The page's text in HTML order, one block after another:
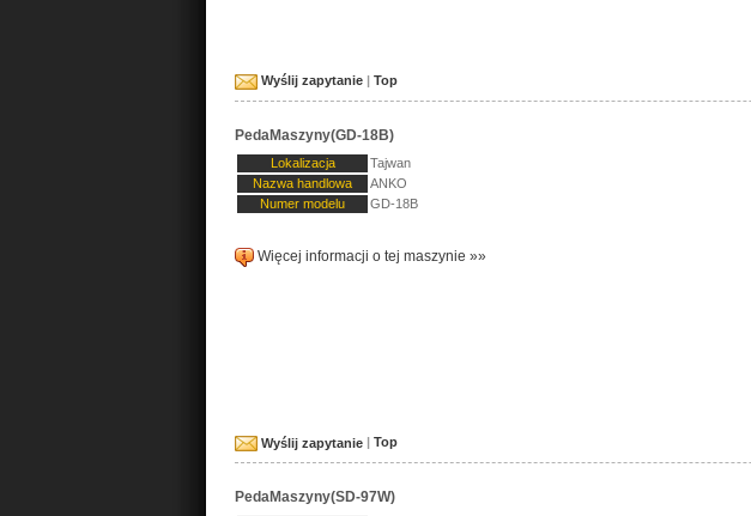
Wyślij zapytanie | Top
PedaMaszyny(GD-18B)
Lokalizacja
Tajwan
Nazwa handlowa
ANKO
Numer modelu
GD-18B
Więcej informacji o tej maszynie »»
Wyślij zapytanie Top
PedaMaszyny(SD-97W)